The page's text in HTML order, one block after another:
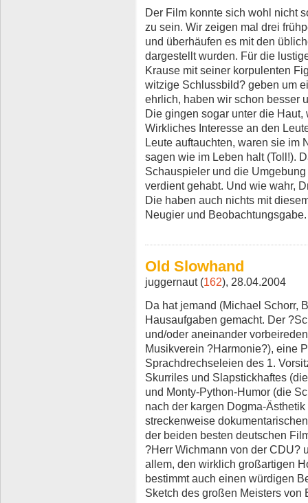
Der Film konnte sich wohl nicht
zu sein. Wir zeigen mal drei
und überhäufen es mit den
dargestellt wurden. Für die
Krause mit seiner korpulenten
witzige Schlussbild? geben um
ehrlich, haben wir schon besser
Die gingen sogar unter die
Wirkliches Interesse an den
Leute auftauchten, waren sie im
sagen wie im Leben halt (Toll!).
Schauspieler und die
verdient gehabt. Und wie wahr,
Die haben auch nichts mit
Neugier und Beobachtungsgabe.
Old Slowhand
juggernaut (162), 28.04.2004
Da hat jemand (Michael Schorr,
Hausaufgaben gemacht. Der
und/oder aneinander
Musikverein ?Harmonie?), eine
Sprachdrechseleien des 1.
Skurriles und Slapstickhaftes
und Monty-Python-Humor (die
nach der kargen Dogma-
streckenweise
der beiden besten deutschen
?Herr Wichmann von der CDU?
allem, den wirklich großartigen
bestimmt auch einen würdigen
Sketch des großen Meisters von